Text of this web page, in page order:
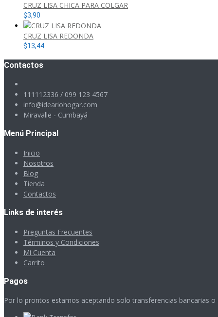
CRUZ LISA CHICA PARA COLGAR
$3,90
CRUZ LISA REDONDA
$13,44
Contactos
111112336 / 099 123 4567
info@ideariohogar.com
Miravalle - Cumbayá
Menú Principal
Inicio
Nosotros
Blog
Tienda
Contactos
Links de interés
Preguntas Frecuentes
Términos y Condiciones
Mi Cuenta
Carrito
Pagos
Por lo prontos estamos aceptando solo transferencias bancarias